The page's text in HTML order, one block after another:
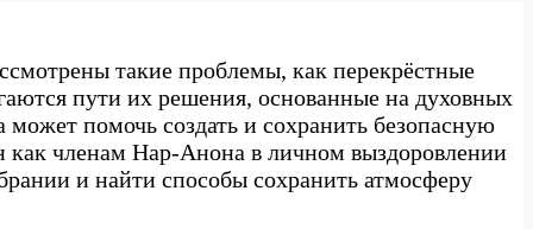
такие проблемы, как перекрёстные
пути их решения, основанные на духовных
помочь создать и сохранить безопасную
как членам Нар-Анона в личном выздоровлении
и найти способы сохранить атмосферу